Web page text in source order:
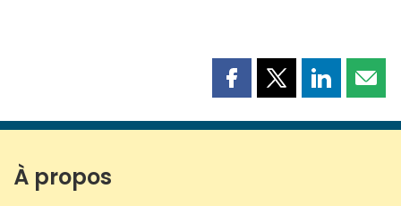
Partager
page
Partager
page
Partager
page page
À propos